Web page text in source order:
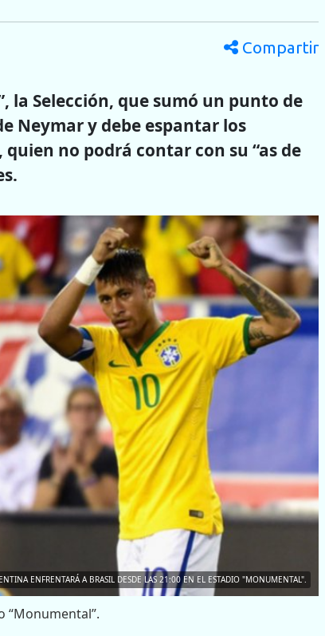
Compartir
la Selección, que sumó un punto de
Neymar y debe espantar los
no podrá contar con su “as de
ENFRENTARÁ A BRASIL DESDE LAS 21:00 EN EL ESTADIO "MONUMENTAL".
“Monumental”.